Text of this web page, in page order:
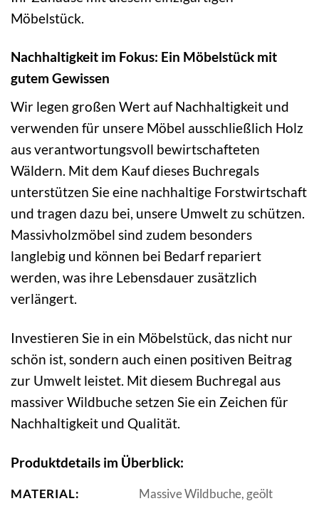
Möbelstück.
Nachhaltigkeit im Fokus: Ein Möbelstück mit
gutem Gewissen
Wir legen großen Wert auf Nachhaltigkeit und
verwenden für unsere Möbel ausschließlich Holz
aus verantwortungsvoll bewirtschafteten
Wäldern. Mit dem Kauf dieses Buchregals
unterstützen Sie eine nachhaltige Forstwirtschaft
und tragen dazu bei, unsere Umwelt zu schützen.
Massivholzmöbel sind zudem besonders
langlebig und können bei Bedarf repariert
werden, was ihre Lebensdauer zusätzlich
verlängert.
Investieren Sie in ein Möbelstück, das nicht nur
schön ist, sondern auch einen positiven Beitrag
zur Umwelt leistet. Mit diesem Buchregal aus
massiver Wildbuche setzen Sie ein Zeichen für
Nachhaltigkeit und Qualität.
Produktdetails im Überblick:
MATERIAL:
Massive Wildbuche, geölt